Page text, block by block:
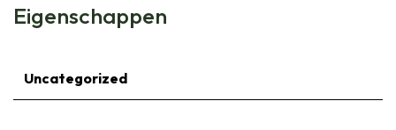
Eigenschappen
Uncategorized